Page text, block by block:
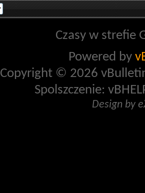
Czasy w strefie
Powered by
Copyright © 2026
Spolszczenie:
Design by